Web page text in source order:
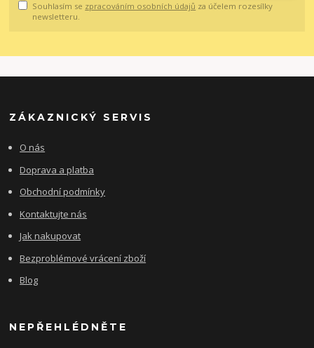
Souhlasím se zpracováním osobních údajů za účelem rozesílky
newsletteru.
ZÁKAZNICKÝ SERVIS
O nás
Doprava a platba
Obchodní podmínky
Kontaktujte nás
Jak nakupovat
Bezproblémové vrácení zboží
Blog
NEPŘEHLÉDNĚTE